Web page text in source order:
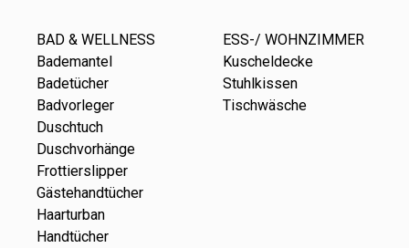
BAD & WELLNESS
Bademantel
Badetücher
Badvorleger
Duschtuch
Duschvorhänge
Frottierslipper
Gästehandtücher
Haarturban
Handtücher
ESS-/ WOHNZIMMER
Kuscheldecke
Stuhlkissen
Tischwäsche